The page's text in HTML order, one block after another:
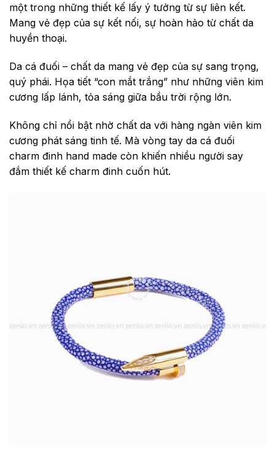
một trong những thiết kế lấy ý tưởng từ sự liên kết.
Mang vẻ đẹp của sự kết nối, sự hoàn hảo từ chất da
huyền thoại.
Da cá đuối – chất da mang vẻ đẹp của sự sang trọng,
quý phái. Họa tiết “con mắt trắng” như những viên kim
cương lấp lánh, tỏa sáng giữa bầu trời rộng lớn.
Không chỉ nổi bật nhờ chất da với hàng ngàn viên kim
cương phát sáng tinh tế. Mà vòng tay da cá đuối
charm đinh hand made còn khiến nhiều người say
đắm thiết kế charm đinh cuốn hút.